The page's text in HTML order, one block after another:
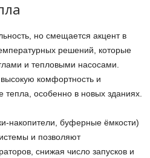
но смещается акцент в
решений, которые
и тепловыми насосами.
комфортность и
особенно в новых зданиях.
накопители, буферные ёмкости)
и позволяют
снижая число запусков и